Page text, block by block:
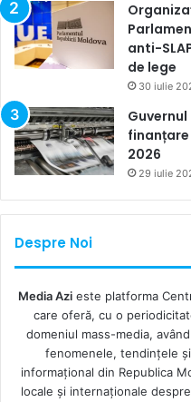
anti-
de lege
30 iulie
2026
29 iulie
Despre Noi
Media Azieste platforma
care oferă, cu o
domeniul mass-media,
fenomenele, tendințele
informațional din Republica
locale şi internaţionale